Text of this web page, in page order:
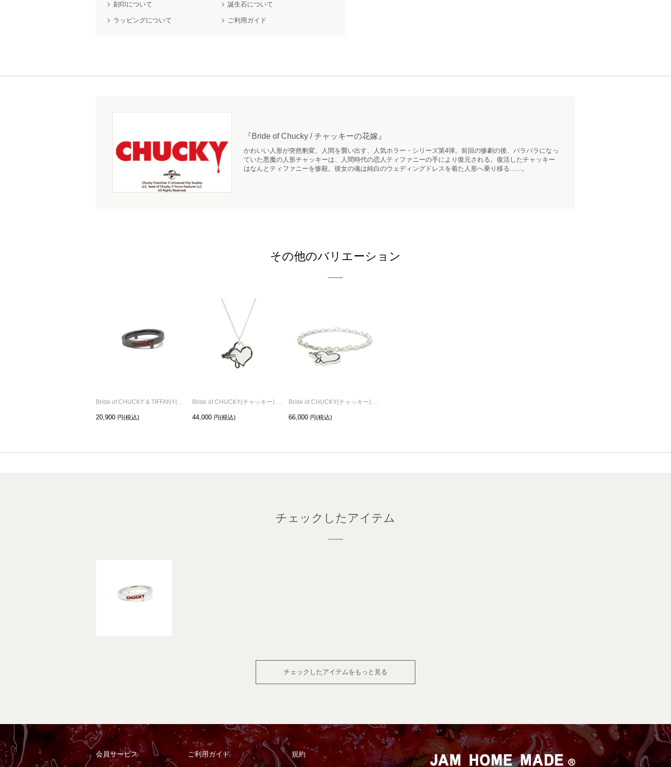
刻印について 誕生石について
ラッピングについて ご利用ガイド
『Bride of Chucky / チャッキーの花嫁』
かわいい人形が突然豹変、人間を襲い出す、人気ホラー・シリーズ第4弾。前回の惨劇の後、バラバラになっ
ていた悪魔の人形チャッキーは、人間時代の恋人ティファニーの手により復元される。復活したチャッキー
はなんとティファニーを惨殺。彼女の魂は純白のウェディングドレスを着た人形へ乗り移る......。
その他のバリエーション
20,900 44,000 66,000
チェックしたアイテム
チェックしたアイテムをもっと見る
会員サービス ご利用ガイド 規約